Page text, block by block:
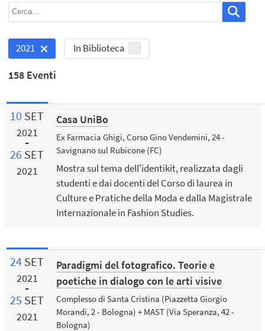
2021 In Biblioteca
158 Eventi
10 SET
2021
26 SET
2021
Casa UniBo
Ex Farmacia Ghigi, Corso Gino Vendemini, 24 -
Savignano sul Rubicone (FC)
Mostra sul tema dell'identikit, realizzata dagli
studenti e dai docenti del Corso di laurea in
Culture e Pratiche della Moda e dalla Magistrale
Internazionale in Fashion Studies.
24 SET
2021
25 SET
2021
Paradigmi del fotografico. Teorie e
poetiche in dialogo con le arti visive
Complesso di Santa Cristina (Piazzetta Giorgio
Morandi, 2 - Bologna) + MAST (Via Speranza, 42 -
Bologna)